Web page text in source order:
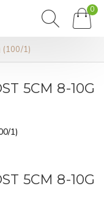
0
(100/1)
5CM 8-10G
5CM 8-10G